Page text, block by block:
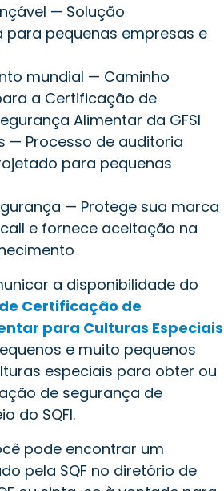
— Solução
para pequenas empresas e
mundial — Caminho
a Certificação de
Alimentar da GFSI
— Processo de auditoria
para pequenas
— Protege sua marca
e fornece aceitação na
a disponibilidade do
Certificação de
para Culturas Especiais
e muito pequenos
especiais para obter ou
de segurança de
do SQFI.
pode encontrar um
pela SQF no diretório de